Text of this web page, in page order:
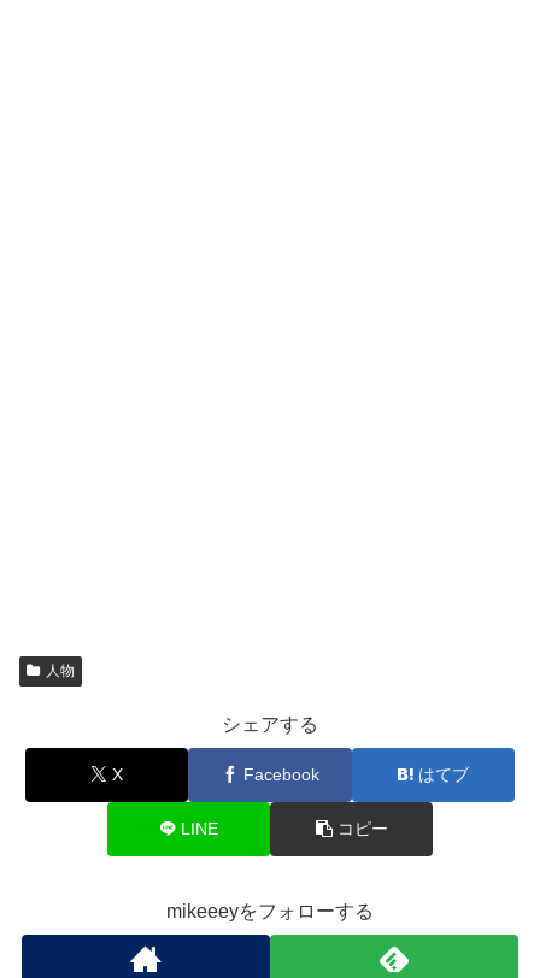
人物
シェアする
X Facebook はてブ
LINE コピー
mikeeeyをフォローする